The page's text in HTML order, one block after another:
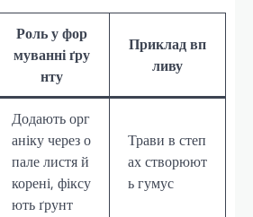
Роль у фор
муванні ґру
нту
Приклад вп
ливу
Додають орг
аніку через о
пале листя й
корені, фіксу
ють ґрунт
Трави в степ
ах створюют
ь гумус